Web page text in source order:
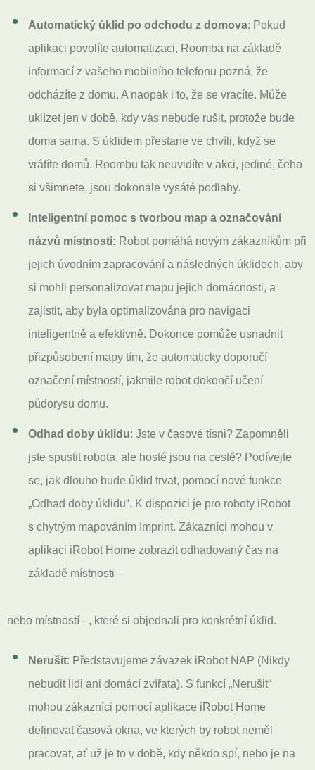
Automatický úklid po odchodu z domova: Pokud
aplikaci povolíte automatizaci, Roomba na základě
informací z vašeho mobilního telefonu pozná, že
odcházíte z domu. A naopak i to, že se vracíte. Může
uklízet jen v době, kdy vás nebude rušit, protože bude
doma sama. S úklidem přestane ve chvíli, když se
vrátíte domů. Roombu tak neuvidíte v akci, jediné, čeho
si všimnete, jsou dokonale vysáté podlahy.
Inteligentní pomoc s tvorbou map a označování
názvů místností: Robot pomáhá novým zákazníkům při
jejich úvodním zapracování a následných úklidech, aby
si mohli personalizovat mapu jejich domácnosti, a
zajistit, aby byla optimalizována pro navigaci
inteligentně a efektivně. Dokonce pomůže usnadnit
přizpůsobení mapy tím, že automaticky doporučí
označení místností, jakmile robot dokončí učení
půdorysu domu.
Odhad doby úklidu: Jste v časové tísni? Zapomněli
jste spustit robota, ale hosté jsou na cestě? Podívejte
se, jak dlouho bude úklid trvat, pomocí nové funkce
„Odhad doby úklidu“. K dispozici je pro roboty iRobot
s chytrým mapováním Imprint. Zákazníci mohou v
aplikaci iRobot Home zobrazit odhadovaný čas na
základě místnosti –
nebo místností –, které si objednali pro konkrétní úklid.
Nerušit: Představujeme závazek iRobot NAP (Nikdy
nebudit lidi ani domácí zvířata). S funkcí „Nerušit“
mohou zákazníci pomocí aplikace iRobot Home
definovat časová okna, ve kterých by robot neměl
pracovat, ať už je to v době, kdy někdo spí, nebo je na